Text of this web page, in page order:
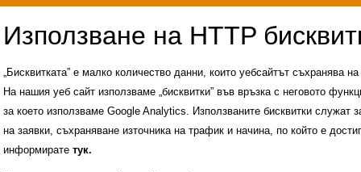
„Бисквитката” е малко количество данни, които уебсайтът съхранява
На нашия уеб сайт използваме „бисквитки” във връзка с неговото
за което използваме Google Analytics. Използваните бисквитки служат
на заявки, съхраняване източника на трафик и начина, по който е
информирате тук.